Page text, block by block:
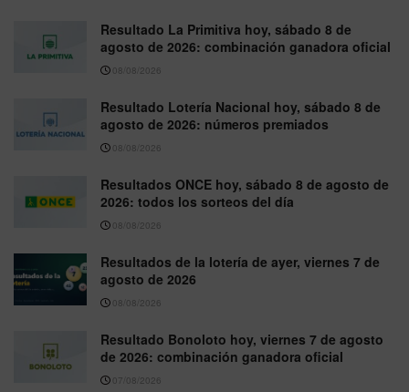
Resultado La Primitiva hoy, sábado 8 de
agosto de 2026: combinación ganadora oficial
08/08/2026
Resultado Lotería Nacional hoy, sábado 8 de
agosto de 2026: números premiados
08/08/2026
Resultados ONCE hoy, sábado 8 de agosto de
2026: todos los sorteos del día
08/08/2026
Resultados de la lotería de ayer, viernes 7 de
agosto de 2026
08/08/2026
Resultado Bonoloto hoy, viernes 7 de agosto
de 2026: combinación ganadora oficial
07/08/2026